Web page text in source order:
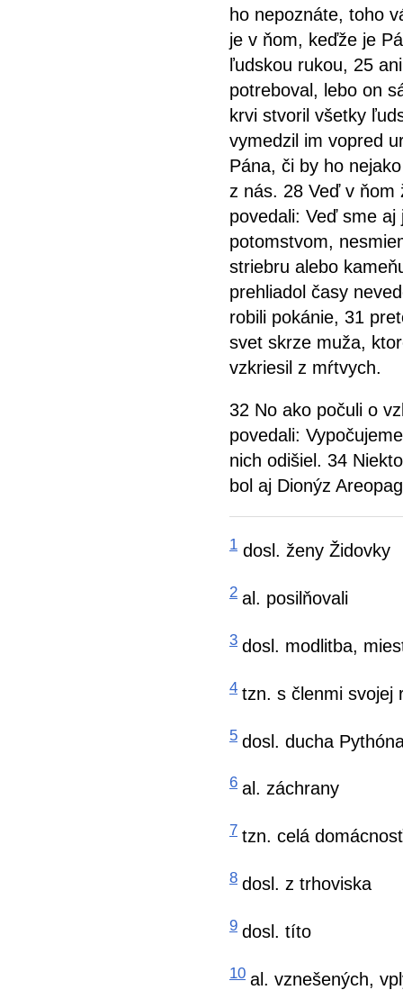
ho nepoznáte, toho
je v ňom, keďže je
ľudskou rukou, 25
potreboval, lebo on
krvi stvoril všetky
vymedzil im vopred
Pána, či by ho
z nás. 28 Veď v ňom
povedali: Veď sme
potomstvom,
striebru alebo
prehliadol časy
robili pokánie, 31
svet skrze muža,
vzkriesil z mŕtvych.
32 No ako počuli o
povedali:
nich odišiel. 34
bol aj Dionýz
1 dosl. ženy Židovky
2 al. posilňovali
3 dosl. modlitba,
4 tzn. s členmi svojej
5 dosl. ducha
6 al. záchrany
7 tzn. celá
8 dosl. z trhoviska
9 dosl. títo
10 al. vznešených,